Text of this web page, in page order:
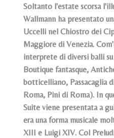
Soltanto l'estate scorsa
Wallmann ha presentato
Uccelli nel Chiostro dei
Maggiore di Venezia.
interprete di diversi balli
Boutique fantasque,
botticelliano, Passacaglia
Roma, Pini di Roma). In
Suite viene presentata a
era una forma musicale
XIII e Luigi XIV. Col